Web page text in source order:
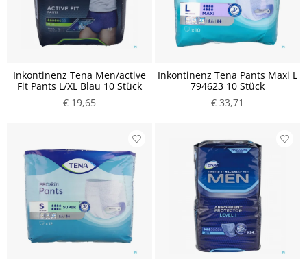
Inkontinenz Tena Men/active
Fit Pants L/XL Blau 10 Stück
€ 19,65
Inkontinenz Tena Pants Maxi L
794623 10 Stück
€ 33,71